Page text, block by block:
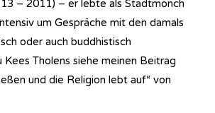
– 2011) – er lebte als Stadtmönch
um Gespräche mit den damals
oder auch buddhistisch
Kees Tholens siehe meinen Beitrag
und die Religion lebt auf“ von